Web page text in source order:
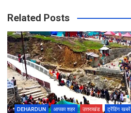
Related Posts
DEHARDUN आपका शहर उत्तराखंड ट्रेंडिंग खबरें